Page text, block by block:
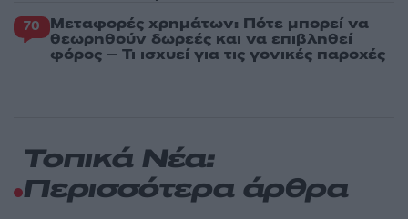
70 Μεταφορές χρημάτων: Πότε μπορεί να
θεωρηθούν δωρεές και να επιβληθεί
φόρος – Τι ισχυεί για τις γονικές παροχές
Τοπικά Νέα:
Περισσότερα άρθρα